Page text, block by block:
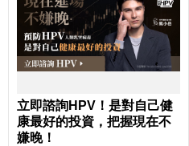
立即諮詢HPV！是對自己健
康最好的投資，把握現在不
嫌晚！